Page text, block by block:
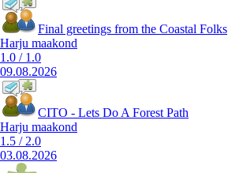
Final greetings from the Coastal Folks
Harju maakond
1.0 / 1.0
09.08.2026
CITO - Lets Do A Forest Path
Harju maakond
1.5 / 2.0
03.08.2026